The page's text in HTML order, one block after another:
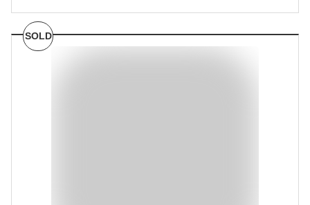
SOLD